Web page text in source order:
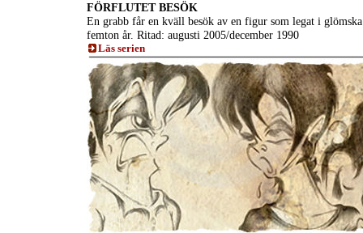
FÖRFLUTET BESÖK
En grabb får en kväll besök av en figur som legat i
femton år. Ritad: augusti 2005/december 1990
Läs serien